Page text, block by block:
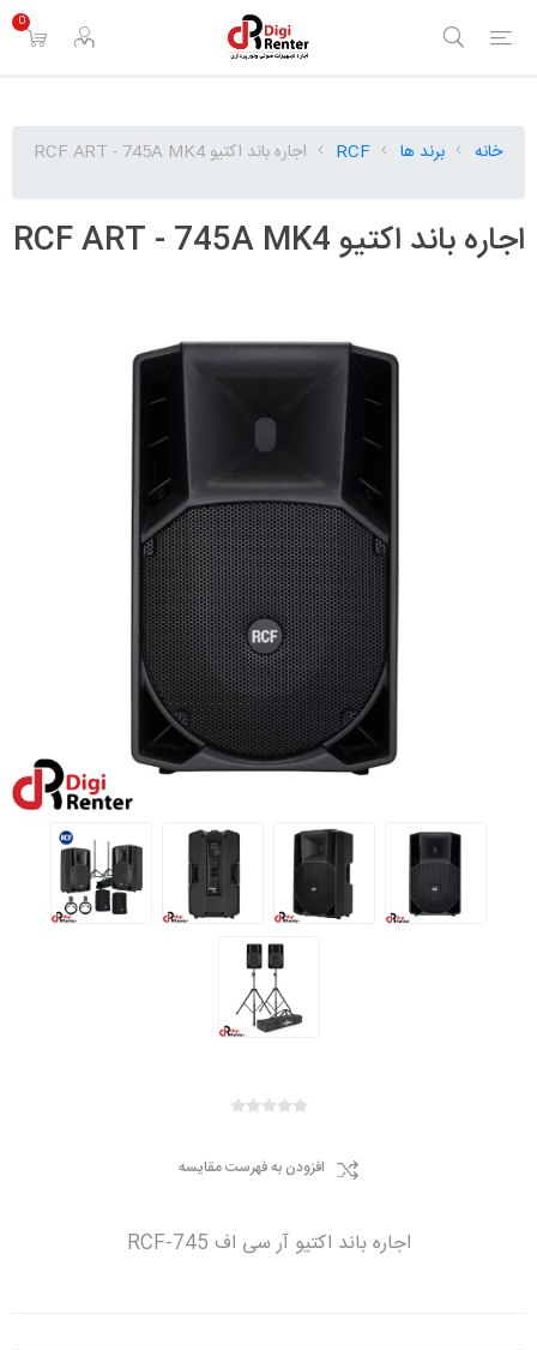
0
خانه برند ها RCF اجاره باند اکتیو RCF ART - 745A MK4
اجاره باند اکتیو RCF ART - 745A MK4
افزودن به فهرست مقایسه
اجاره باند اکتیو آر سی اف RCF-745